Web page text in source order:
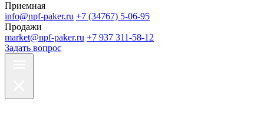
Приемная
info@npf-paker.ru +7 (34767) 5-06-95
Продажи
market@npf-paker.ru +7 937 311-58-12
Задать вопрос